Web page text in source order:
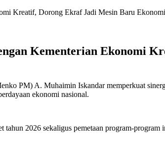
Kreatif, Dorong Ekraf Jadi Mesin Baru
Kementerian Ekonomi
PM) A. Muhaimin Iskandar memperkuat
ekonomi nasional.
2026 sekaligus pemetaan program-